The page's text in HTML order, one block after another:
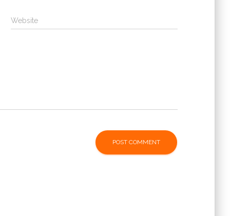
Website